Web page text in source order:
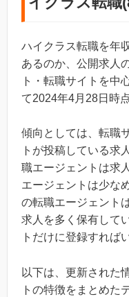
ハイクラス転職を年
あるのか、公開求人
ト・転職サイトを中
て2024年4月28日時
傾向としては、転職
トが投稿している求
職エージェントは求
エージェントは少な
の転職エージェント
求人を多く保有して
トだけに登録すれば
以下は、更新された
トの特徴をまとめた